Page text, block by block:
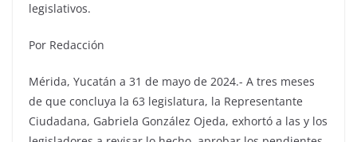
legislativos.
Por Redacción
Mérida, Yucatán a 31 de mayo de 2024.- A tres meses
de que concluya la 63 legislatura, la Representante
Ciudadana, Gabriela González Ojeda, exhortó a las y los